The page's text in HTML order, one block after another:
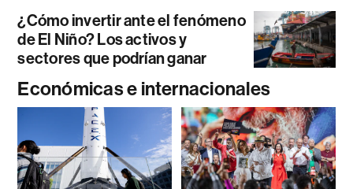
¿Cómo invertir ante el fenómeno
de El Niño? Los activos y
sectores que podrían ganar
Económicas e internacionales